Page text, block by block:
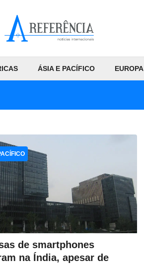
ÁSIA E PACÍFICO EUROPA
de smartphones
na Índia, apesar de